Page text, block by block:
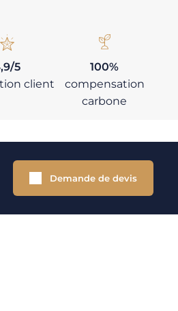
5
client
100%
compensation
carbone
Demande de devis